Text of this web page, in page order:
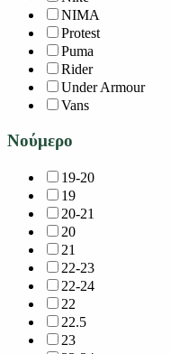
NIMA
Protest
Puma
Rider
Under Armour
Vans
Νούμερο
19-20
19
20-21
20
21
22-23
22-24
22
22.5
23